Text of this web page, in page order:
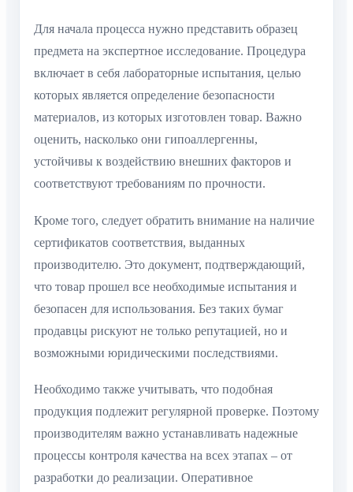
Для начала процесса нужно представить образец
предмета на экспертное исследование. Процедура
включает в себя лабораторные испытания, целью
которых является определение безопасности
материалов, из которых изготовлен товар. Важно
оценить, насколько они гипоаллергенны,
устойчивы к воздействию внешних факторов и
соответствуют требованиям по прочности.
Кроме того, следует обратить внимание на наличие
сертификатов соответствия, выданных
производителю. Это документ, подтверждающий,
что товар прошел все необходимые испытания и
безопасен для использования. Без таких бумаг
продавцы рискуют не только репутацией, но и
возможными юридическими последствиями.
Необходимо также учитывать, что подобная
продукция подлежит регулярной проверке. Поэтому
производителям важно устанавливать надежные
процессы контроля качества на всех этапах – от
разработки до реализации. Оперативное